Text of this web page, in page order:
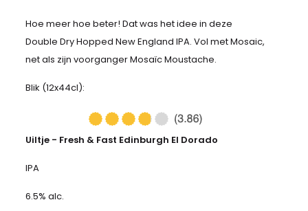
Hoe meer hoe beter! Dat was het idee in deze
Double Dry Hopped New England IPA. Vol met Mosaic,
net als zijn voorganger Mosaïc Moustache.
Blik (12x44cl):
Uiltje - Fresh & Fast Edinburgh El Dorado
IPA
6.5% alc.